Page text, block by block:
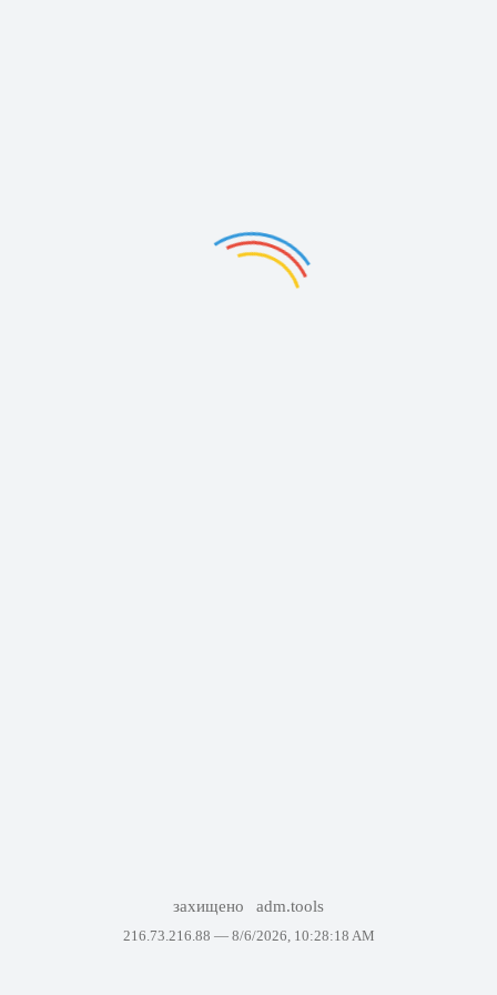
захищено adm.tools
216.73.216.88 — 8/6/2026, 10:28:18 AM